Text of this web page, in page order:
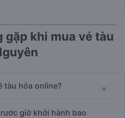
gặp khi mua vé tàu
tàu hỏa online?
giờ khởi hành bao